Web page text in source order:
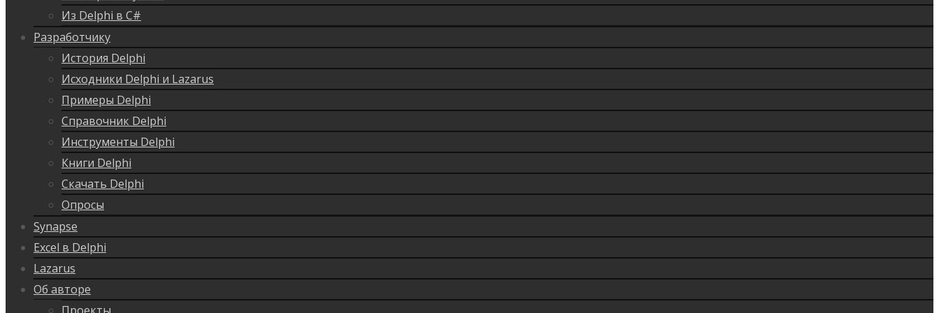
Из Delphi в C#
Разработчику
История Delphi
Исходники Delphi и Lazarus
Примеры Delphi
Справочник Delphi
Инструменты Delphi
Книги Delphi
Скачать Delphi
Опросы
Synapse
Excel в Delphi
Lazarus
Об авторе